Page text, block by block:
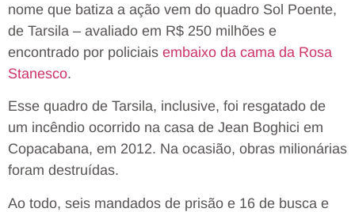
nome que batiza a ação vem do quadro Sol Poente,
de Tarsila – avaliado em R$ 250 milhões e
encontrado por policiais embaixo da cama da Rosa
Stanesco.
Esse quadro de Tarsila, inclusive, foi resgatado de
um incêndio ocorrido na casa de Jean Boghici em
Copacabana, em 2012. Na ocasião, obras milionárias
foram destruídas.
Ao todo, seis mandados de prisão e 16 de busca e